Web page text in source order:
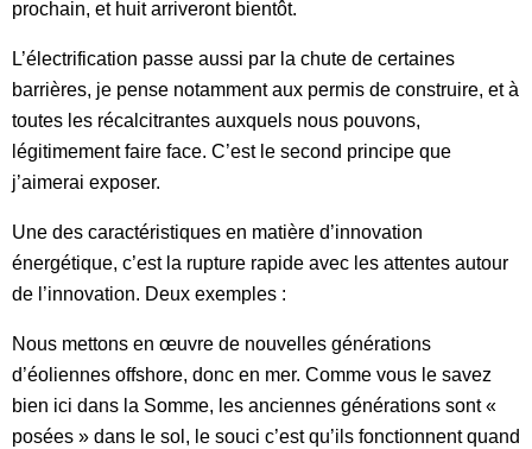
prochain, et huit arriveront bientôt.
L’électrification passe aussi par la chute de certaines
barrières, je pense notamment aux permis de construire, et à
toutes les récalcitrantes auxquels nous pouvons,
légitimement faire face. C’est le second principe que
j’aimerai exposer.
Une des caractéristiques en matière d’innovation
énergétique, c’est la rupture rapide avec les attentes autour
de l’innovation. Deux exemples :
Nous mettons en œuvre de nouvelles générations
d’éoliennes offshore, donc en mer. Comme vous le savez
bien ici dans la Somme, les anciennes générations sont «
posées » dans le sol, le souci c’est qu’ils fonctionnent quand